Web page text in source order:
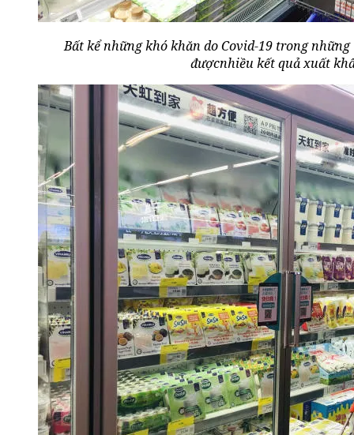
Bất kể những khó khăn do Covid-19 trong
đượcnhiều kết quả xuất